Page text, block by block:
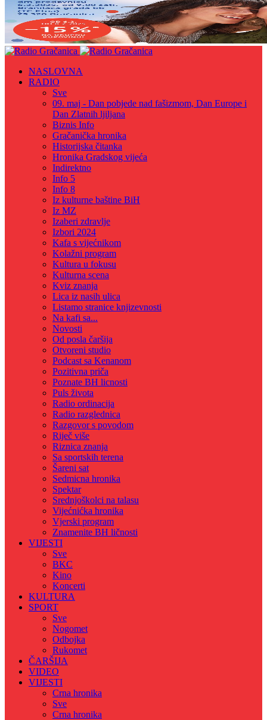
NASLOVNA
RADIO
Sve
09. maj - Dan pobjede nad fašizmom, Dan Europe i
Dan Zlatnih ljiljana
Biznis Info
Gračanička hronika
Historijska čitanka
Hronika Gradskog vijeća
Indirektno
Info 5
Info 8
Iz kulturne baštine BiH
Iz MZ
Izaberi zdravlje
Izbori 2024
Kafa s vijećnikom
Kolažni program
Kultura u fokusu
Kulturna scena
Kviz znanja
Lica iz nasih ulica
Listamo stranice knjizevnosti
Na kafi sa...
Novosti
Od posla čaršija
Otvoreni studio
Podcast sa Kenanom
Pozitivna priča
Poznate BH licnosti
Puls života
Radio ordinacija
Radio razglednica
Razgovor s povodom
Riječ više
Riznica znanja
Sa sportskih terena
Šareni sat
Sedmicna hronika
Spektar
Srednjoškolci na talasu
Vijećnićka hronika
Vjerski program
Znamenite BH ličnosti
VIJESTI
Sve
BKC
Kino
Koncerti
KULTURA
SPORT
Sve
Nogomet
Odbojka
Rukomet
ČARŠIJA
VIDEO
VIJESTI
Crna hronika
Sve
Crna hronika